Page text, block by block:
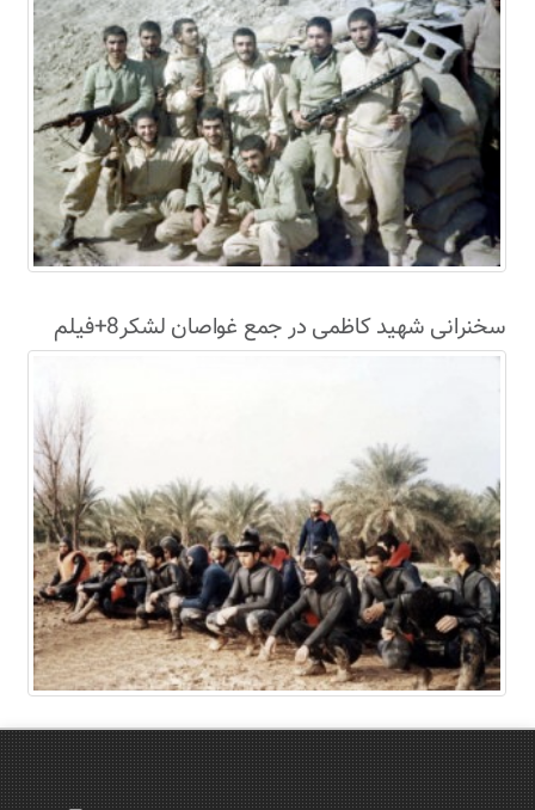
سخنرانی شهید کاظمی در جمع غواصان لشکر8+فیلم